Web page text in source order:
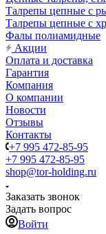
Талрепы цепные с
Талрепы цепные с
Фалы полиамидные
Акции
Оплата и доставка
Гарантия
Компания
О компании
Новости
Отзывы
Контакты
+7 995 472-85-95
+7 995 472-85-95
shop@tor-holding.ru
Заказать звонок
Задать вопрос
Войти